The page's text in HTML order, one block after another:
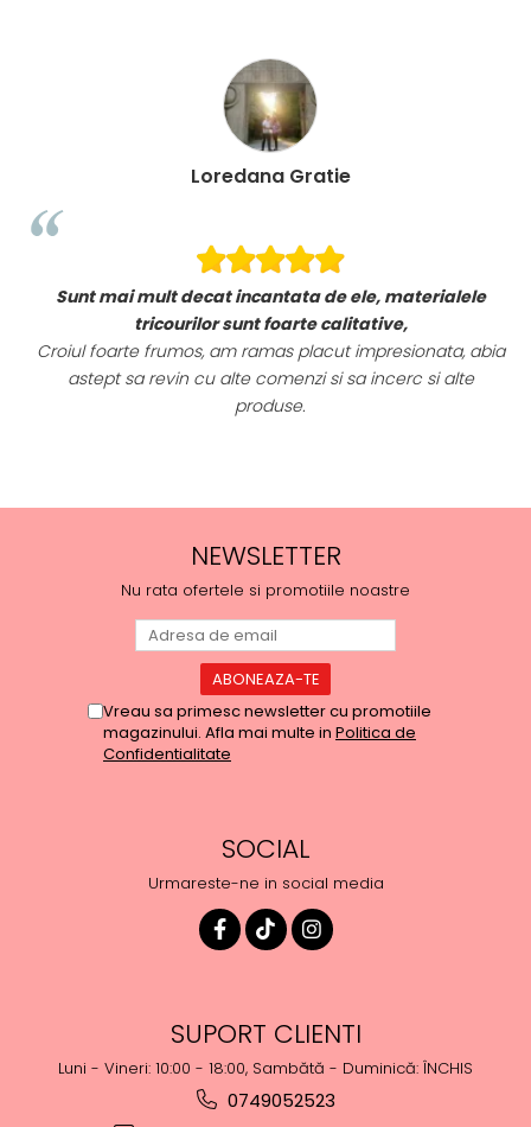
Loredana Gratie
Sunt mai mult decat incantata de ele, materialele
tricourilor sunt foarte calitative,
Croiul foarte frumos, am ramas placut impresionata, abia
astept sa revin cu alte comenzi si sa incerc si alte
produse.
NEWSLETTER
Nu rata ofertele si promotiile noastre
Vreau sa primesc newsletter cu promotiile
magazinului. Afla mai multe in Politica de
Confidentialitate
SOCIAL
Urmareste-ne in social media
SUPORT CLIENTI
Luni - Vineri: 10:00 - 18:00, Sambătă - Duminică: ÎNCHIS
0749052523